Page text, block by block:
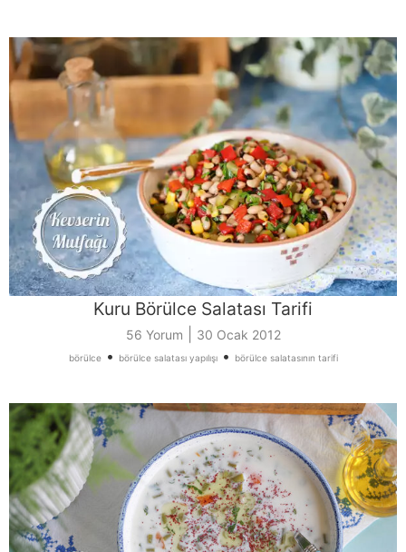
Kuru Börülce Salatası Tarifi
56 Yorum 30 Ocak 2012
börülce• börülce salatası yapılışı• börülce salatasının tarifi